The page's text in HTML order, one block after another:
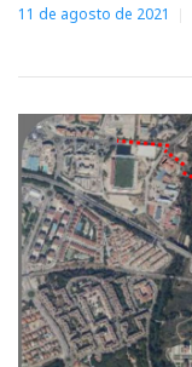
11 de agosto de 2021